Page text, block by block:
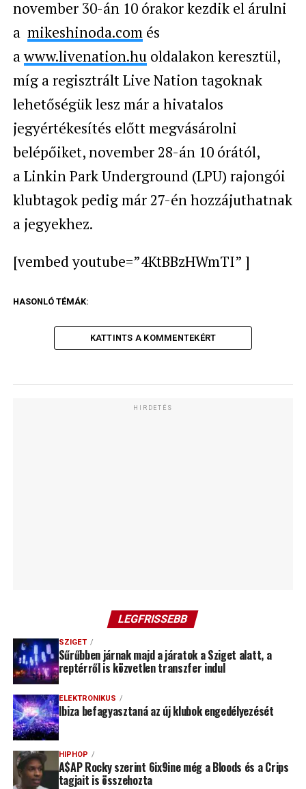
november 30-án 10 órakor kezdik el árulni
a mikeshinoda.comés
awww.livenation.huoldalakon keresztül,
míg a regisztrált Live Nation tagoknak
lehetőségük lesz már a hivatalos
jegyértékesítés előtt megvásárolni
belépőiket, november 28-án 10 órától,
aLinkin Park Underground (LPU) rajongói
klubtagok pedig már 27-én hozzájuthatnak
a jegyekhez.
[vembed youtube=”4KtBBzHWmTI” ]
HASONLÓ TÉMÁK:
KATTINTS A KOMMENTEKÉRT
HIRDETÉS
LEGFRISSEBB
SZIGET
Sűrűbben járnak majd a járatok a Sziget alatt, a
reptérről is közvetlen transzfer indul
ELEKTRONIKUS
Ibiza befagyasztaná az új klubok engedélyezését
HIPHOP
A$AP Rocky szerint 6ix9ine még a Bloods és a Crips
tagjait is összehozta